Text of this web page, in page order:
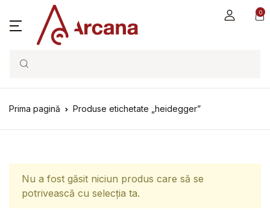
0
Search
Prima pagină Produse etichetate „heidegger”
Nu a fost găsit niciun produs care să se
potrivească cu selecția ta.